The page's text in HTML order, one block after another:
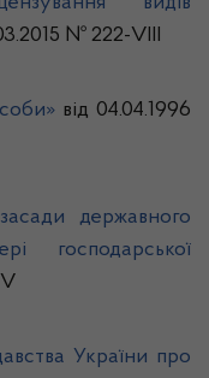
№ 222-VIII
від 04.04.1996
державного
господарської
України про